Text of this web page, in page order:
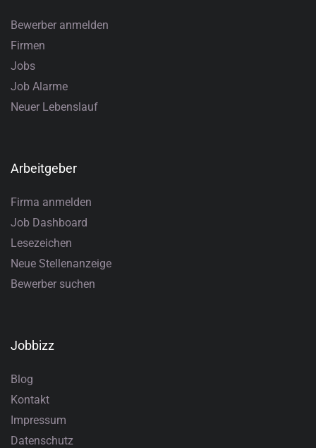
Bewerber anmelden
Firmen
Jobs
Job Alarme
Neuer Lebenslauf
Arbeitgeber
Firma anmelden
Job Dashboard
Lesezeichen
Neue Stellenanzeige
Bewerber suchen
Jobbizz
Blog
Kontakt
Impressum
Datenschutz